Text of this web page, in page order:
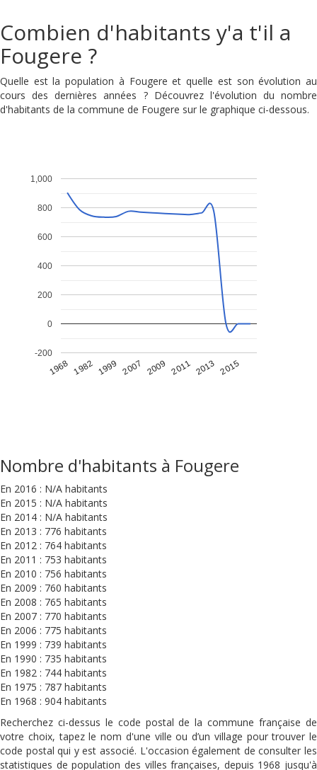
Combien d'habitants y'a t'il a
Fougere ?
Quelle est la population à Fougere et quelle est son évolution au
cours des dernières années ? Découvrez l'évolution du nombre
d'habitants de la commune de Fougere sur le graphique ci-dessous.
1968 1982 1999 2007 2009 2011 2013 2015
-200
0
200
400
600
800
1,000
Nombre d'habitants à Fougere
En 2016 : N/A habitants
En 2015 : N/A habitants
En 2014 : N/A habitants
En 2013 : 776 habitants
En 2012 : 764 habitants
En 2011 : 753 habitants
En 2010 : 756 habitants
En 2009 : 760 habitants
En 2008 : 765 habitants
En 2007 : 770 habitants
En 2006 : 775 habitants
En 1999 : 739 habitants
En 1990 : 735 habitants
En 1982 : 744 habitants
En 1975 : 787 habitants
En 1968 : 904 habitants
Recherchez ci-dessus le code postal de la commune française de
votre choix, tapez le nom d'une ville ou d’un village pour trouver le
code postal qui y est associé. L'occasion également de consulter les
statistiques de population des villes françaises, depuis 1968 jusqu'à